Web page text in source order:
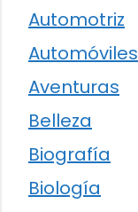
Automotriz
Automóviles
Aventuras
Belleza
Biografía
Biología